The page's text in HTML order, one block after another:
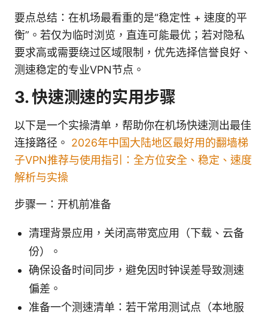
要点总结：在机场最看重的是“稳定性 + 速度的平
衡”。若仅为临时浏览，直连可能最优；若对隐私
要求高或需要绕过区域限制，优先选择信誉良好、
测速稳定的专业VPN节点。
3. 快速测速的实用步骤
以下是一个实操清单，帮助你在机场快速测出最佳
连接路径。 2026年中国大陆地区最好用的翻墙梯
子VPN推荐与使用指引：全方位安全、稳定、速度
解析与实操
步骤一：开机前准备
清理背景应用，关闭高带宽应用（下载、云备
份）。
确保设备时间同步，避免因时钟误差导致测速
偏差。
准备一个测速清单：若干常用测试点（本地服